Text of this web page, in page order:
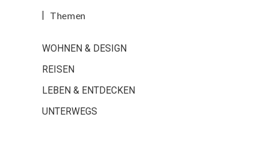
Themen
WOHNEN & DESIGN
REISEN
LEBEN & ENTDECKEN
UNTERWEGS